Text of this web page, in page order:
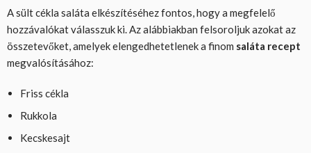
A sült cékla saláta elkészítéséhez fontos, hogy a megfelelő
hozzávalókat válasszuk ki. Az alábbiakban felsoroljuk azokat az
összetevőket, amelyek elengedhetetlenek a finom saláta recept
megvalósításához:
Friss cékla
Rukkola
Kecskesajt